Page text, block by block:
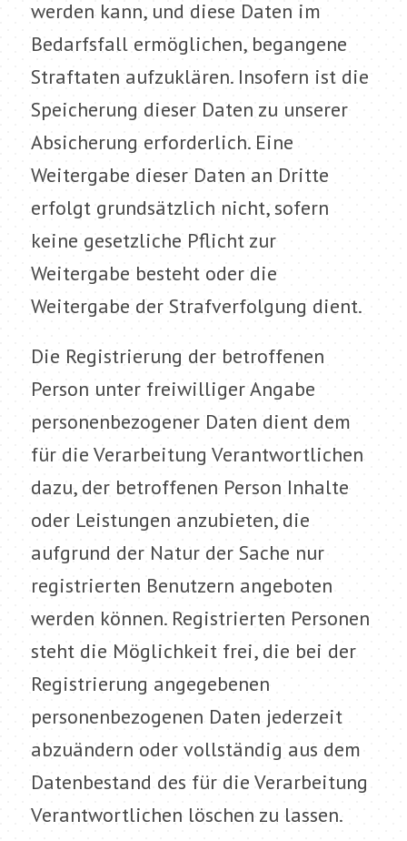
werden kann, und diese Daten im
Bedarfsfall ermöglichen, begangene
Straftaten aufzuklären. Insofern ist die
Speicherung dieser Daten zu unserer
Absicherung erforderlich. Eine
Weitergabe dieser Daten an Dritte
erfolgt grundsätzlich nicht, sofern
keine gesetzliche Pflicht zur
Weitergabe besteht oder die
Weitergabe der Strafverfolgung dient.
Die Registrierung der betroffenen
Person unter freiwilliger Angabe
personenbezogener Daten dient dem
für die Verarbeitung Verantwortlichen
dazu, der betroffenen Person Inhalte
oder Leistungen anzubieten, die
aufgrund der Natur der Sache nur
registrierten Benutzern angeboten
werden können. Registrierten Personen
steht die Möglichkeit frei, die bei der
Registrierung angegebenen
personenbezogenen Daten jederzeit
abzuändern oder vollständig aus dem
Datenbestand des für die Verarbeitung
Verantwortlichen löschen zu lassen.